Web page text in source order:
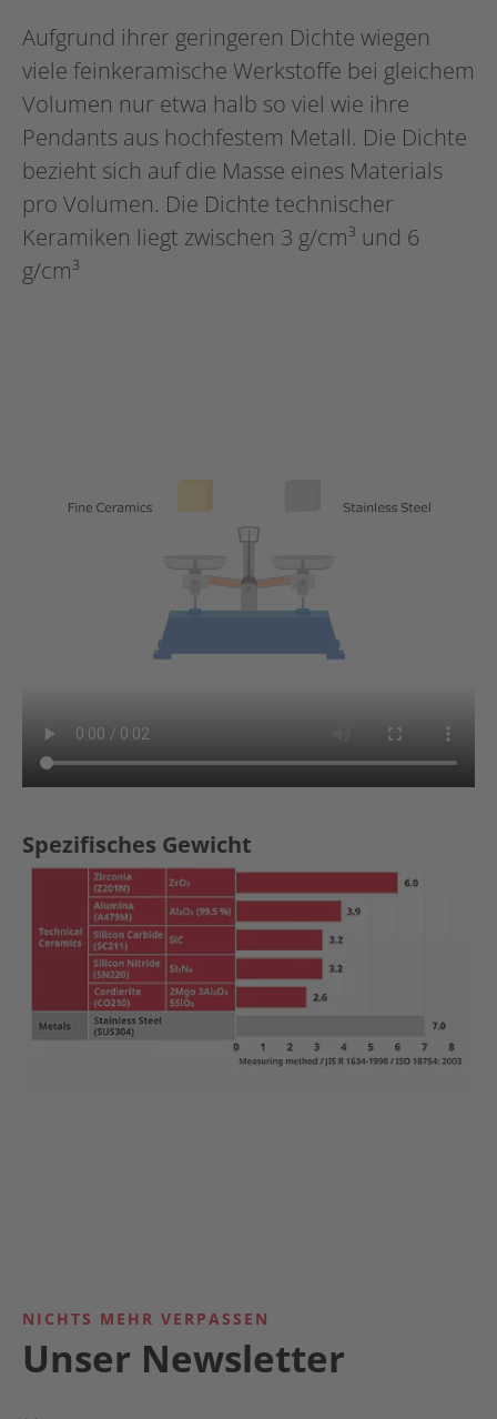
Aufgrund ihrer geringeren Dichte wiegen
viele feinkeramische Werkstoffe bei gleichem
Volumen nur etwa halb so viel wie ihre
Pendants aus hochfestem Metall. Die Dichte
bezieht sich auf die Masse eines Materials
pro Volumen. Die Dichte technischer
Keramiken liegt zwischen 3 g/cm³ und 6
g/cm³
Show larger version for:
Spezifisches Gewicht
NICHTS MEHR VERPASSEN
Unser Newsletter